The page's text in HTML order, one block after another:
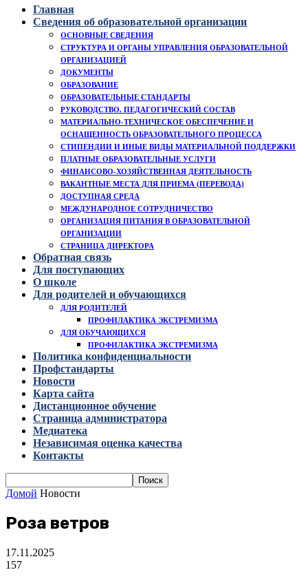
Главная
Сведения об образовательной организации
ОСНОВНЫЕ СВЕДЕНИЯ
СТРУКТУРА И ОРГАНЫ УПРАВЛЕНИЯ ОБРАЗОВАТЕЛЬНОЙ
ОРГАНИЗАЦИЕЙ
ДОКУМЕНТЫ
ОБРАЗОВАНИЕ
ОБРАЗОВАТЕЛЬНЫЕ СТАНДАРТЫ
РУКОВОДСТВО. ПЕДАГОГИЧЕСКИЙ СОСТАВ
МАТЕРИАЛЬНО-ТЕХНИЧЕСКОЕ ОБЕСПЕЧЕНИЕ И
ОСНАЩЕННОСТЬ ОБРАЗОВАТЕЛЬНОГО ПРОЦЕССА
СТИПЕНДИИ И ИНЫЕ ВИДЫ МАТЕРИАЛЬНОЙ ПОДДЕРЖКИ
ПЛАТНЫЕ ОБРАЗОВАТЕЛЬНЫЕ УСЛУГИ
ФИНАНСОВО-ХОЗЯЙСТВЕННАЯ ДЕЯТЕЛЬНОСТЬ
ВАКАНТНЫЕ МЕСТА ДЛЯ ПРИЕМА (ПЕРЕВОДА)
ДОСТУПНАЯ СРЕДА
МЕЖДУНАРОДНОЕ СОТРУДНИЧЕСТВО
ОРГАНИЗАЦИЯ ПИТАНИЯ В ОБРАЗОВАТЕЛЬНОЙ
ОРГАНИЗАЦИИ
СТРАНИЦА ДИРЕКТОРА
Обратная связь
Для поступающих
О школе
Для родителей и обучающихся
ДЛЯ РОДИТЕЛЕЙ
ПРОФИЛАКТИКА ЭКСТРЕМИЗМА
ДЛЯ ОБУЧАЮЩИХСЯ
ПРОФИЛАКТИКА ЭКСТРЕМИЗМА
Политика конфиденциальности
Профстандарты
Новости
Карта сайта
Дистанционное обучение
Страница администратора
Медиатека
Независимая оценка качества
Контакты
Домой Новости
Роза ветров
17.11.2025
157